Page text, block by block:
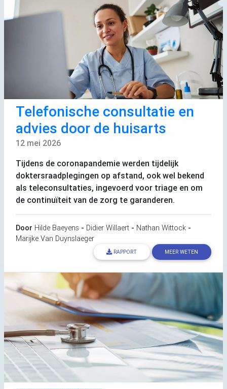
Telefonische consultatie en
advies door de huisarts
12 mei 2026
Tijdens de coronapandemie werden tijdelijk
doktersraadplegingen op afstand, ook wel bekend
als teleconsultaties, ingevoerd voor triage en om
de continuïteit van de zorg te garanderen.
Door Hilde Baeyens - Didier Willaert - Nathan Wittock -
Marijke Van Duynslaeger
RAPPORT MEER WETEN